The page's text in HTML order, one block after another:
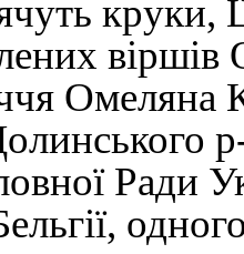
віршів
Омеляна
Ради